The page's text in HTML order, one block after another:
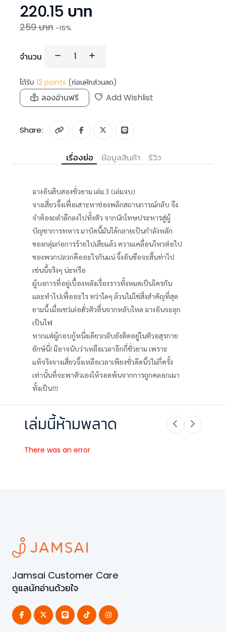
220.15 บาท
259บาท -15%
จำนวน
ได้รับ 12 points (ก่อนหักส่วนลด)
ลองอ่านฟรี Add Wishlist
Share:
เรื่องย่อ ข้อมูลสินค้า รีวิว
ฉางอันสิบสองชั่วยาม เล่ม 3 (เล่มจบ)
จางเสี่ยวจิ้งเพื่อเสาะหาช่องพลิกสถานการณ์กลับ จึง
จำต้องถลำลึกลงไปทั้งตัว จากนักโทษประหารสู่ผู้
บัญชาการทหาร มาบัดนี้มันได้กลายเป็นกำลังหลัก
ของกลุ่มก่อการร้ายไปเสียแล้ว ความเคลื่อนไหวต่อไป
ของพวกปลวกคืออะไรกันแน่ จิ้งอันซือจะสิ้นท่าไป
เช่นนี้จริงๆ น่ะหรือ
ผู้บงการที่อยู่เบื้องหลังเรื่องราวทั้งหมดเป็นใครกัน
และทำไปเพื่ออะไร ทว่าใดๆ ล้วนไม่ใช่สิ่งสำคัญที่สุด
ยามนี้ เมื่อเชว่เล่อฮั่วตัวตื่นจากหลับใหล ฉางอันจะลุก
เป็นไฟ
หากแต่ผู้กอบกู้หนึ่งเดียวกลับยังติดอยู่ในตัวอสุรกาย
ยักษ์นี่! มิอาจนับว่าเหลือเวลาอีกกี่ชั่วยาม เพราะ
แท้จริงจางเสี่ยวจิ้งเหลือเวลาเพียงชั่วดีดนิ้วไม่กี่ครั้ง
เท่านั้นที่จะพาตัวเองให้รอดพ้นจากการถูกคลอกเผา
ทั้งเป็น!!!
เล่มนี้ห้ามพลาด
There was an error
Jamsai Customer Care
ดูแลนักอ่านด้วยใจ